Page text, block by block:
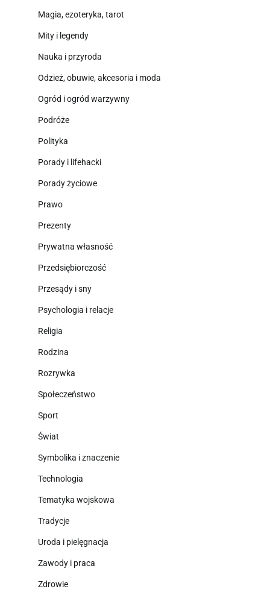
Magia, ezoteryka, tarot
Mity i legendy
Nauka i przyroda
Odzież, obuwie, akcesoria i moda
Ogród i ogród warzywny
Podróże
Polityka
Porady i lifehacki
Porady życiowe
Prawo
Prezenty
Prywatna własność
Przedsiębiorczość
Przesądy i sny
Psychologia i relacje
Religia
Rodzina
Rozrywka
Społeczeństwo
Sport
Świat
Symbolika i znaczenie
Technologia
Tematyka wojskowa
Tradycje
Uroda i pielęgnacja
Zawody i praca
Zdrowie